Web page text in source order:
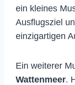
ein kleines
Ausflugsziel
einzigartigen
Ein weiterer
Wattenmeer.